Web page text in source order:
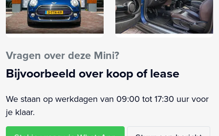
Elektronische remkrachtverdeling
Elektronisch Stabiliteits Programma
Hoofd airbag(s) voor
Mistlampen voor
Passagiersairbag
Regensensor
Ruitensproeiers verwarmbaar
Sportstoelen
Vragen over deze Mini?
Bijvoorbeeld over koop of lease
We staan op werkdagen van 09:00 tot 17:30 uur voor
je klaar.